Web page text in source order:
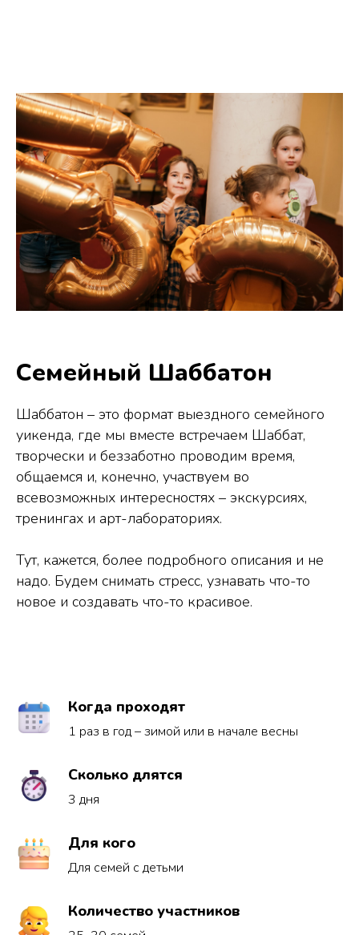
Семейный Шаббатон
Шаббатон – это формат выездного семейного
уикенда, где мы вместе встречаем Шаббат,
творчески и беззаботно проводим время,
общаемся и, конечно, участвуем во
всевозможных интересностях – экскурсиях,
тренингах и арт-лабораториях.
Тут, кажется, более подробного описания и не
надо. Будем снимать стресс, узнавать что-то
новое и создавать что-то красивое.
Когда проходят
1 раз в год – зимой или в начале весны
Сколько длятся
3 дня
Для кого
Для семей с детьми
Количество участников